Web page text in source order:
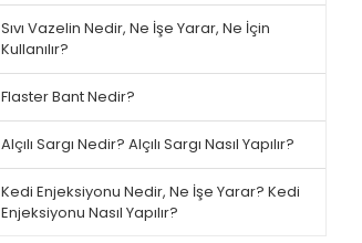
Sıvı Vazelin Nedir, Ne İşe Yarar, Ne İçin
Kullanılır?
Flaster Bant Nedir?
Alçılı Sargı Nedir? Alçılı Sargı Nasıl Yapılır?
Kedi Enjeksiyonu Nedir, Ne İşe Yarar? Kedi
Enjeksiyonu Nasıl Yapılır?